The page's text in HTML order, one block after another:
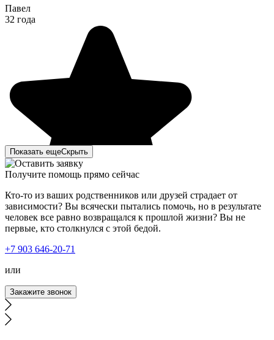
Тайм-Клиник - лучшая служба вызова врача на дом.
Квалифицированные специалисты, адекватные цены,
круглосуточная работа. Ко мне выезжали даже ночью,
ездит ваша бригада, можно ожидать что угодно. Я сам в
ту ночь, смог очухаться спустя 20 минут звонков в
домофон. Бригада не уезжала, а дозванивалась до меня
до пьяного.
Павел
32 года
Показать ещеСкрыть
Получите помощь прямо сейчас
Кто-то из ваших родственников или друзей страдает от
зависимости? Вы всячески пытались помочь, но в результате
человек все равно возвращался к прошлой жизни? Вы не
первые, кто столкнулся с этой бедой.
+7 903 646-20-71
или
Закажите звонок